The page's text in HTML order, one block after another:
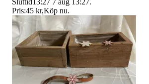
Pris:45 kr,Köp nu.